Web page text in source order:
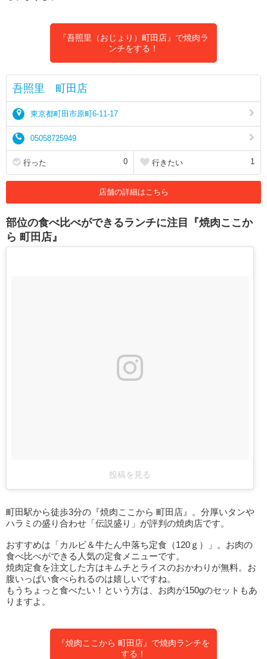
『吾照里（おじょり）町田店』で焼肉ラ
ンチをする！
吾照里 町田店
東京都町田市原町6-11-17
05058725949
行った 0 行きたい 1
店舗の詳細はこちら
部位の食べ比べができるランチに注目『焼肉ここか
ら 町田店』
投稿を見る
町田駅から徒歩3分の『焼肉ここから 町田店』。分厚いタンや
ハラミの盛り合わせ「伝説盛り」が評判の焼肉店です。
おすすめは「カルビ＆牛たん中落ち定食（120ｇ）」。お肉の
食べ比べができる人気の定食メニューです。
焼肉定食を注文した方はキムチとライスのおかわりが無料。お
腹いっぱい食べられるのは嬉しいですね。
もうちょっと食べたい！という方は、お肉が150gのセットもあ
りますよ。
『焼肉ここから 町田店』で焼肉ランチを
する！